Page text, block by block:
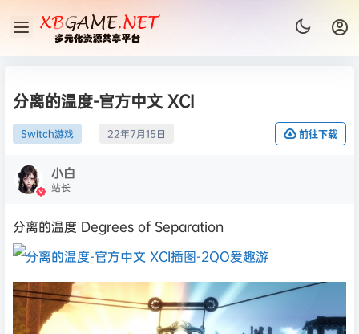
分离的温度-官方中文 XCI
Switch游戏 22年7月15日 前往下载
小白
站长
分离的温度 Degrees of Separation